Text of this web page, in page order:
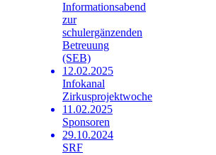
Informationsabend
zur
schulergänzenden
Betreuung
(SEB)
12.02.2025
Infokanal
Zirkusprojektwoche
11.02.2025
Sponsoren
29.10.2024
SRF